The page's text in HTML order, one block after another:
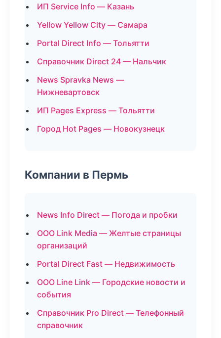
ИП Service Info — Казань
Yellow Yellow City — Самара
Portal Direct Info — Тольятти
Справочник Direct 24 — Нальчик
News Spravka News —
Нижневартовск
ИП Pages Express — Тольятти
Город Hot Pages — Новокузнецк
Компании в Пермь
News Info Direct — Погода и пробки
ООО Link Media — Желтые страницы
организаций
Portal Direct Fast — Недвижимость
ООО Line Link — Городские новости и
события
Справочник Pro Direct — Телефонный
справочник